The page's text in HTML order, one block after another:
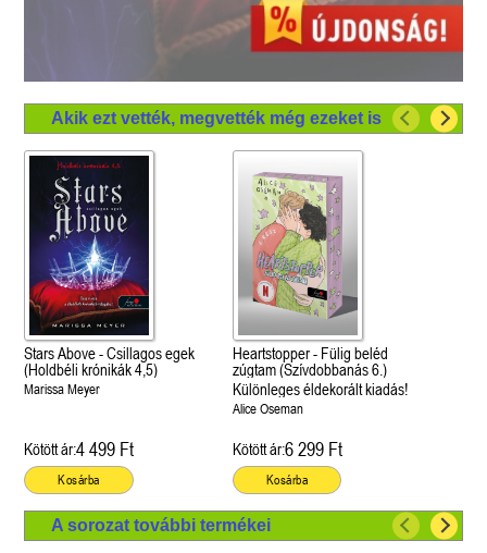
Akik ezt vették, megvették még ezeket is
Stars Above - Csillagos egek
(Holdbéli krónikák 4,5)
Marissa Meyer
Kötött ár:4 499 Ft
Kosárba
Heartstopper - Fülig beléd
zúgtam (Szívdobbanás 6.)
Különleges éldekorált kiadás!
Alice Oseman
Kötött ár:6 299 Ft
Kosárba
A sorozat további termékei